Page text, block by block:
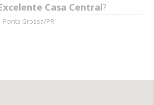
Casa Central?
Ponta Grossa/PR